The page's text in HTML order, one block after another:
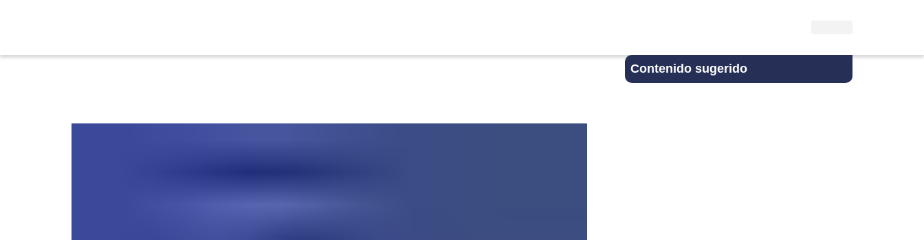
Contenido sugerido